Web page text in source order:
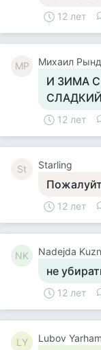
12 лет
МР Михаил
И ЗИМА
СЛАДКИЙ
12 лет
St Starling
12 лет
NK Nadejda
не
12 лет
LY Lubov